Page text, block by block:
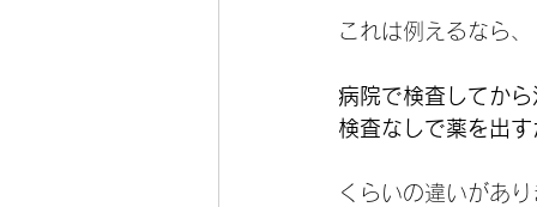
これは例えるなら、
病院で検査してか
検査なしで薬を出す
くらいの違いがあ